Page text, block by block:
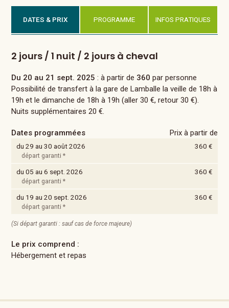
DATES & PRIX PROGRAMME INFOS PRATIQUES
2 jours / 1 nuit / 2 jours à cheval
Du 20 au 21 sept. 2025 : à partir de 360 par personne
Possibilité de transfert à la gare de Lamballe la veille de 18h à
19h et le dimanche de 18h à 19h (aller 30 €, retour 30 €).
Nuits supplémentaires 20 €.
Dates programmées Prix à partir de
du 29 au 30 août 2026 360 €
départ garanti *
du 05 au 6 sept. 2026 360 €
départ garanti *
du 19 au 20 sept. 2026 360 €
départ garanti *
(Si départ garanti : sauf cas de force majeure)
Le prix comprend :
Hébergement et repas